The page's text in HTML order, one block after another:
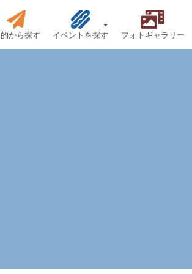
から探す イベントを探す フォトギャラリー